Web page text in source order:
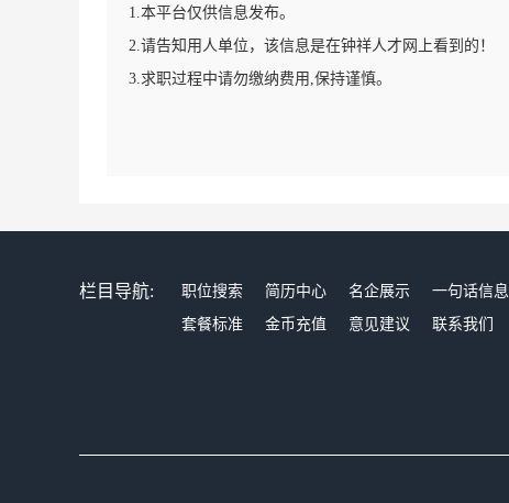
1.本平台仅供信息发布。
2.请告知用人单位，该信息是在钟祥人才网上看到的！
3.求职过程中请勿缴纳费用,保持谨慎。
栏目导航: 职位搜索 简历中心 名企展示 一句话信息
套餐标准
金币充值 意见建议 联系我们